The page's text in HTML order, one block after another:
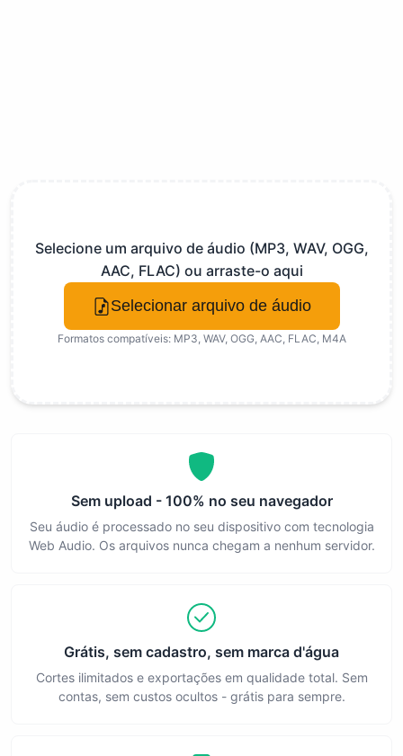
Selecione um arquivo de áudio (MP3, WAV, OGG,
AAC, FLAC) ou arraste-o aqui
Selecionar arquivo de áudio
Formatos compatíveis: MP3, WAV, OGG, AAC, FLAC, M4A
Sem upload - 100% no seu navegador
Seu áudio é processado no seu dispositivo com tecnologia
Web Audio. Os arquivos nunca chegam a nenhum servidor.
Grátis, sem cadastro, sem marca d'água
Cortes ilimitados e exportações em qualidade total. Sem
contas, sem custos ocultos - grátis para sempre.